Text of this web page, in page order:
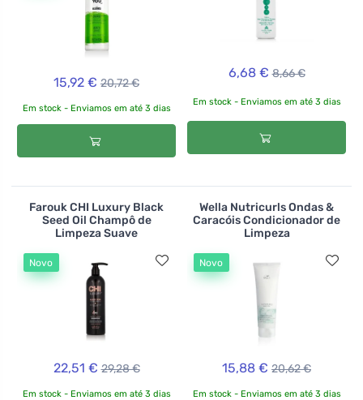
15,92 € 20,72 €
Em stock - Enviamos em até 3 dias
6,68 € 8,66 €
Em stock - Enviamos em até 3 dias
Farouk CHI Luxury Black
Seed Oil Champô de
Limpeza Suave
Novo
22,51 € 29,28 €
Em stock - Enviamos em até 3 dias
Wella Nutricurls Ondas &
Caracóis Condicionador de
Limpeza
Novo
15,88 € 20,62 €
Em stock - Enviamos em até 3 dias